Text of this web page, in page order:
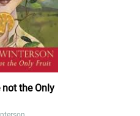
not the Only